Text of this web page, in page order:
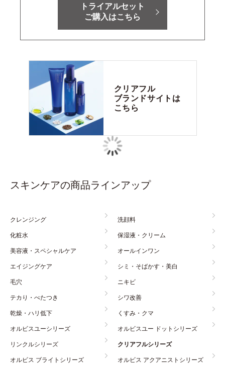
トライアルセット
ご購入はこちら
クリアフル
ブランドサイトは
こちら
スキンケアの商品ラインアップ
クレンジング
洗顔料
化粧水
保湿液・クリーム
美容液・スペシャルケア
オールインワン
エイジングケア
シミ・そばかす・美白
毛穴
ニキビ
テカり・べたつき
シワ改善
乾燥・ハリ低下
くすみ・クマ
オルビスユーシリーズ
オルビスユー ドットシリーズ
リンクルシリーズ
クリアフルシリーズ
オルビス ブライトシリーズ
オルビス アクアニストシリーズ